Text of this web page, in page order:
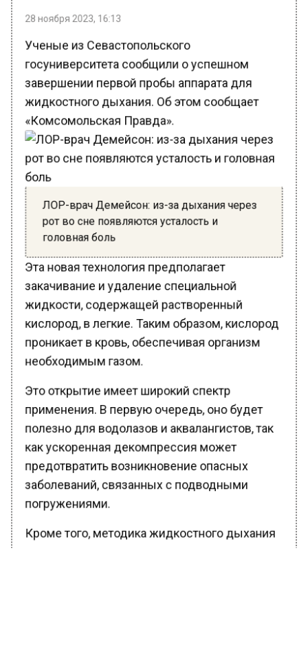
госуниверситета сообщили о успешном
завершении первой пробы аппарата для
жидкостного дыхания. Об этом сообщает
«Комсомольская Правда».
ЛОР-врач Демейсон: из-за дыхания через
рот во сне появляются усталость и
головная боль
Эта новая технология предполагает
закачивание и удаление специальной
жидкости, содержащей растворенный
кислород, в легкие. Таким образом, кислород
проникает в кровь, обеспечивая организм
необходимым газом.
Это открытие имеет широкий спектр
применения. В первую очередь, оно будет
полезно для водолазов и аквалангистов, так
как ускоренная декомпрессия может
предотвратить возникновение опасных
заболеваний, связанных с подводными
погружениями.
Кроме того, методика жидкостного дыхания